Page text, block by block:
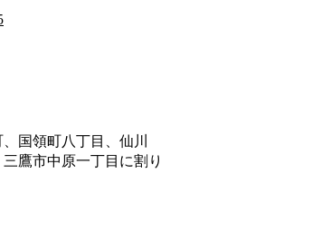
国領町八丁目、仙川
鷹市中原一丁目 に割り